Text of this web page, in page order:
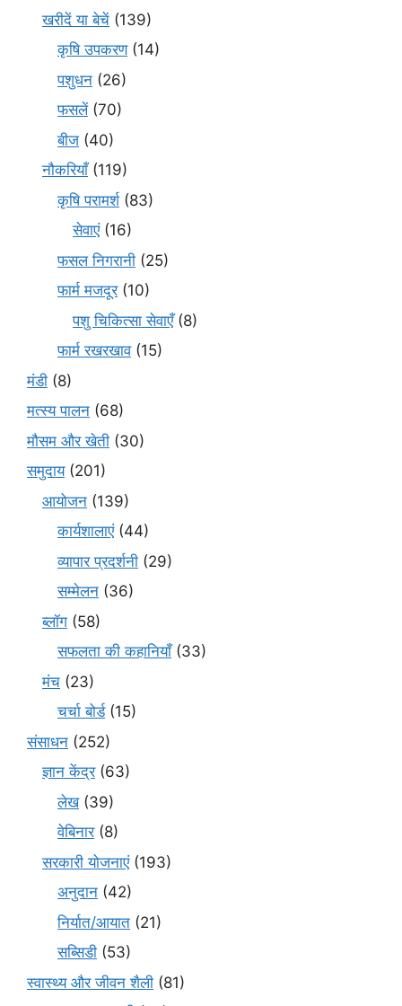
खरीदें या बेचें (139)
कृषि उपकरण(14)
पशुधन (26)
फसलें(70)
बीज (40)
नौकरियाँ(119)
कृषि परामर्श(83)
सेवाएं(16)
फसल निगरानी (25)
फार्म मजदूर(10)
पशु चिकित्सा सेवाएँ(8)
फार्म रखरखाव(15)
मंडी (8)
मत्स्य पालन (68)
मौसम और खेती (30)
समुदाय(201)
आयोजन (139)
कार्यशालाएं(44)
व्यापार प्रदर्शनी (29)
सम्मेलन (36)
ब्लॉग (58)
सफलता की कहानियाँ(33)
मंच (23)
चर्चा बोर्ड(15)
संसाधन (252)
ज्ञान केंद्र(63)
लेख(39)
वेबिनार(8)
सरकारी योजनाएं(193)
अनुदान (42)
निर्यात/आयात (21)
सब्सिडी (53)
स्वास्थ्य और जीवन शैली (81)